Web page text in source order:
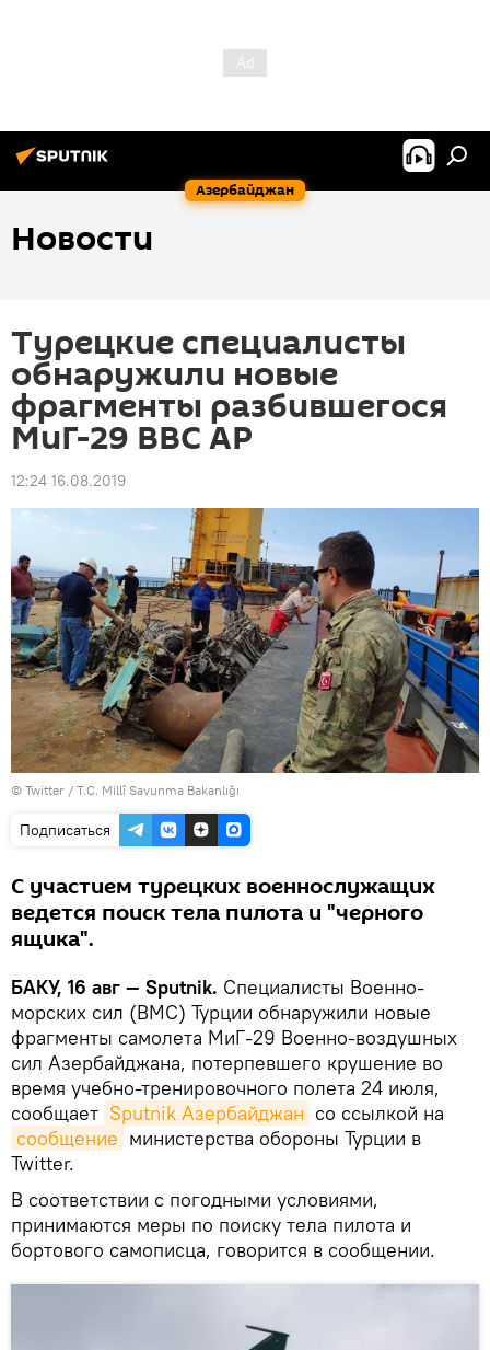
Азербайджан
Новости
Турецкие специалисты
обнаружили новые
фрагменты разбившегося
МиГ-29 ВВС АР
12:24 16.08.2019
©
Подписаться
С участием турецких военнослужащих
ведется поиск тела пилота и "черного
ящика".
БАКУ, 16 авг — Sputnik. Специалисты Военно-
морских сил (ВМС) Турции обнаружили новые
фрагменты самолета МиГ-29 Военно-воздушных
сил Азербайджана, потерпевшего крушение во
время учебно-тренировочного полета 24 июля,
сообщает Sputnik Азербайджан со ссылкой на
сообщение министерства обороны Турции в
Twitter.
В соответствии с погодными условиями,
принимаются меры по поиску тела пилота и
бортового самописца, говорится в сообщении.